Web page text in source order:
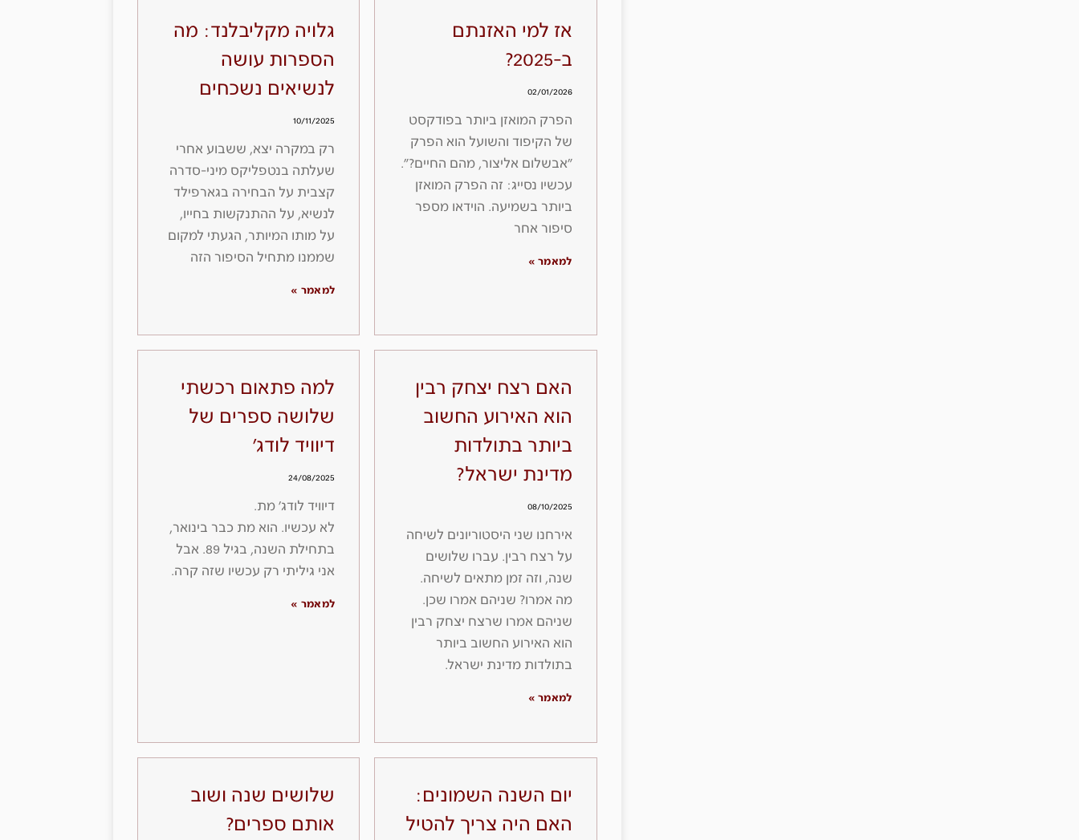
אז למי האזנתם
ב-2025?
02/01/2026
הפרק המואזן ביותר בפודקסט
של הקיפוד והשועל הוא הפרק
״אבשלום אליצור, מהם החיים?״.
עכשיו נסייג: זה הפרק המואזן
ביותר בשמיעה. הוידאו מספר
סיפור אחר
למאמר »
גלויה מקליבלנד: מה
הספרות עושה
לנשיאים נשכחים
10/11/2025
רק במקרה יצא, ששבוע אחרי
שעלתה בנטפליקס מיני-סדרה
קצבית על הבחירה בגארפילד
לנשיא, על ההתנקשות בחייו,
על מותו המיותר, הגעתי למקום
שממנו מתחיל הסיפור הזה
למאמר »
האם רצח יצחק רבין
הוא האירוע החשוב
ביותר בתולדות
מדינת ישראל?
08/10/2025
אירחנו שני היסטוריונים לשיחה
על רצח רבין. עברו שלושים
שנה, וזה זמן מתאים לשיחה.
מה אמרו? שניהם אמרו שכן.
שניהם אמרו שרצח יצחק רבין
הוא האירוע החשוב ביותר
בתולדות מדינת ישראל.
למאמר »
למה פתאום רכשתי
שלושה ספרים של
דיוויד לודג׳
24/08/2025
דיוויד לודג׳ מת.
לא עכשיו. הוא מת כבר בינואר,
בתחילת השנה, בגיל 89. אבל
אני גיליתי רק עכשיו שזה קרה.
למאמר »
יום השנה השמונים:
האם היה צריך להטיל
שלושים שנה ושוב
אותם ספרים?